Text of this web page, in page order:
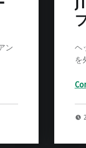
ン
ヘ
を